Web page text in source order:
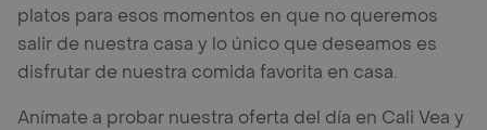
platos para esos momentos en que no queremos
salir de nuestra casa y lo único que deseamos es
disfrutar de nuestra comida favorita en casa.
Anímate a probar nuestra oferta del día en Cali Vea y